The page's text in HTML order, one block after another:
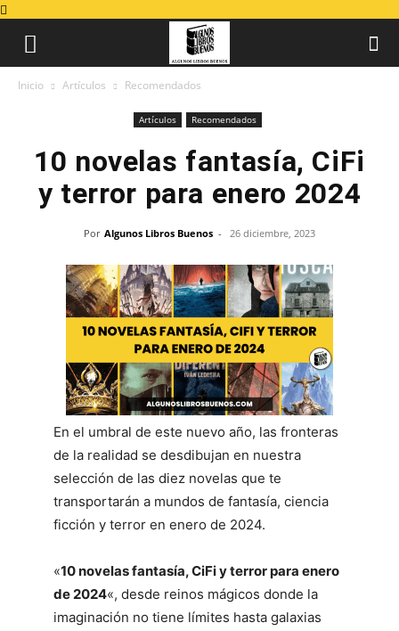
Inicio Artículos Recomendados
Artículos Recomendados
10 novelas fantasía, CiFi
y terror para enero 2024
Por Algunos Libros Buenos - 26 diciembre, 2023
En el umbral de este nuevo año, las fronteras
de la realidad se desdibujan en nuestra
selección de las diez novelas que te
transportarán a mundos de fantasía, ciencia
ficción y terror en enero de 2024.
«10 novelas fantasía, CiFi y terror para enero
de 2024«, desde reinos mágicos donde la
imaginación no tiene límites hasta galaxias